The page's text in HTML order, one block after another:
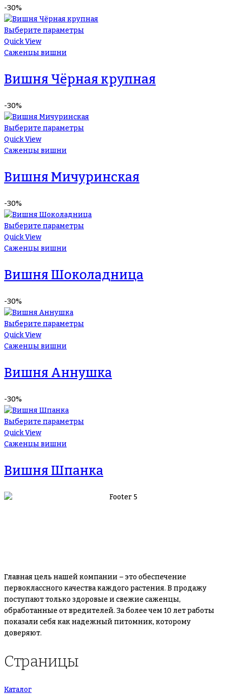
-30%
Выберите параметры
Quick View
Саженцы вишни
Вишня Чёрная крупная
-30%
Выберите параметры
Quick View
Саженцы вишни
Вишня Мичуринская
-30%
Выберите параметры
Quick View
Саженцы вишни
Вишня Шоколадница
-30%
Выберите параметры
Quick View
Саженцы вишни
Вишня Аннушка
-30%
Выберите параметры
Quick View
Саженцы вишни
Вишня Шпанка
Главная цель нашей компании – это обеспечение
первоклассного качества каждого растения. В продажу
поступают только здоровые и свежие саженцы,
обработанные от вредителей. За более чем 10 лет работы
показали себя как надежный питомник, которому
доверяют.
Страницы
Каталог